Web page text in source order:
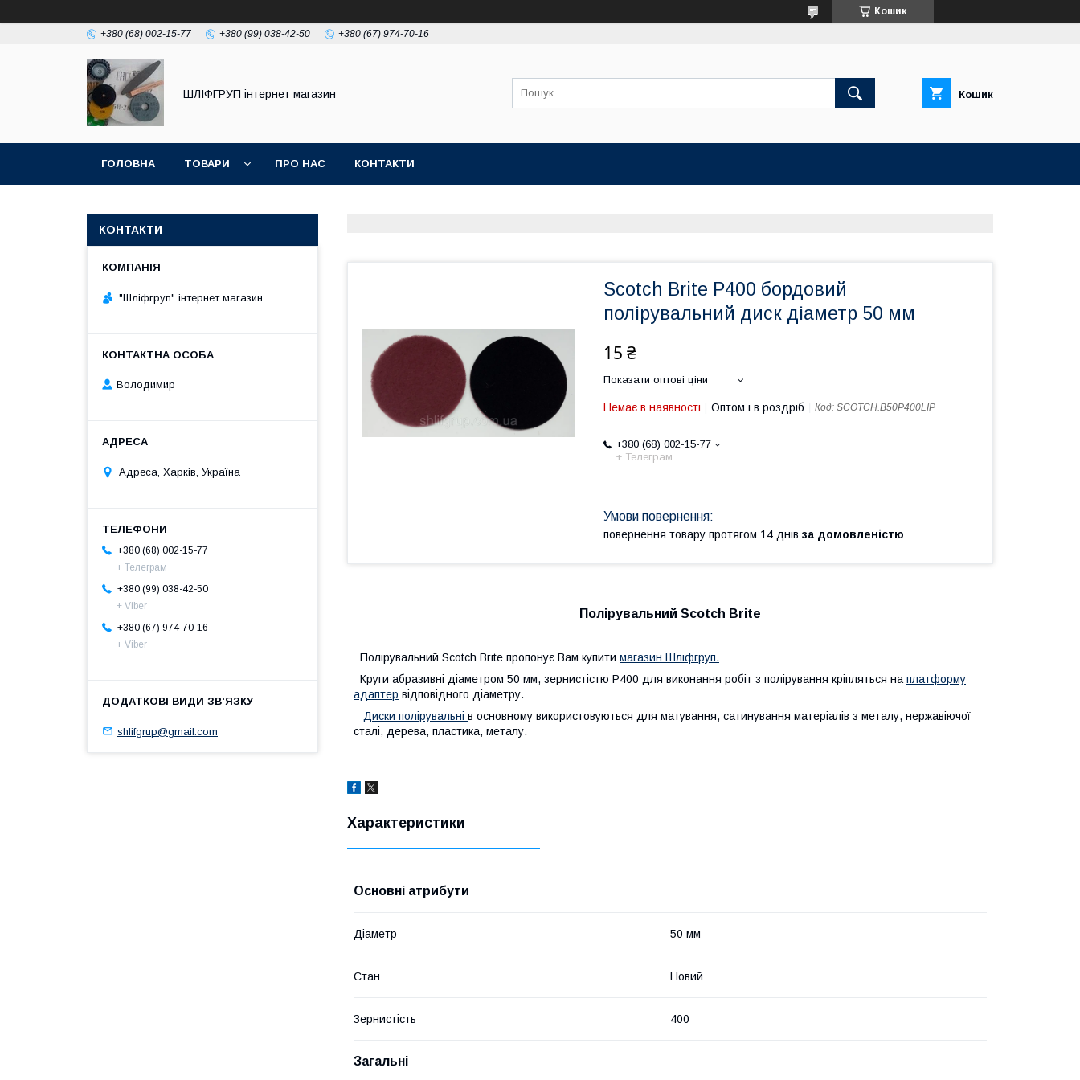
Кошик
+380 (68) 002-15-77 +380 (99) 038-42-50 +380 (67) 974-70-16
ШЛІФГРУП інтернет магазин Кошик
ГОЛОВНА ТОВАРИ ПРО НАС КОНТАКТИ
Scotch Brite Р400 бордовий
полірувальний диск діаметр 50 мм
15 ₴
Показати оптові ціни
Немає в наявності Оптом і в роздріб Код: SCOTCH.B50P400LIP
+380 (68) 002-15-77
+ Телеграм
повернення товару протягом 14 днів за домовленістю
Полірувальний Scotch Brite
Полірувальний Scotch Brite пропонує Вам купити магазин Шліфгруп.
Круги абразивні діаметром 50 мм, зернистістю Р400 для виконання робіт з полірування кріпляться наплатформу
адаптер відповідного діаметру.
Диски полірувальні в основному використовуються для матування, сатинування матеріалів з металу, нержавіючої
сталі, дерева, пластика, металу.
Характеристики
Основні атрибути
Діаметр 50 мм
Стан Новий
Зернистість 400
Загальні
КОНТАКТИ
"Шліфгруп" інтернет магазин
Володимир
Адреса, Харків, Україна
+380 (68) 002-15-77
+ Телеграм
+380 (99) 038-42-50
+ Viber
+380 (67) 974-70-16
+ Viber
shlifgrup@gmail.com